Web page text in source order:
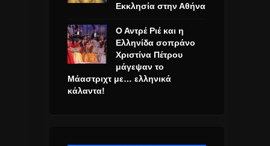
Εκκλησία στην Αθήνα
Ο Αντρέ Ριέ και η
Ελληνίδα σοπράνο
Χριστίνα Πέτρου
μάγεψαν το
Μάαστριχτ με… ελληνικά
κάλαντα!